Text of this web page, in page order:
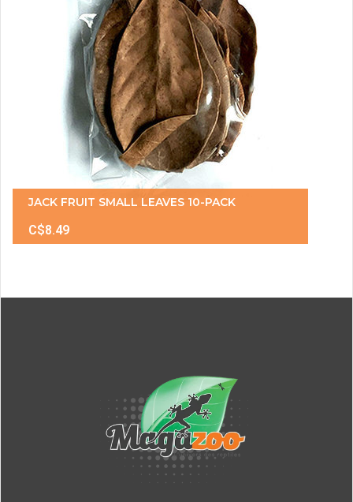
JACK FRUIT SMALL LEAVES 10-PACK
C$8.49